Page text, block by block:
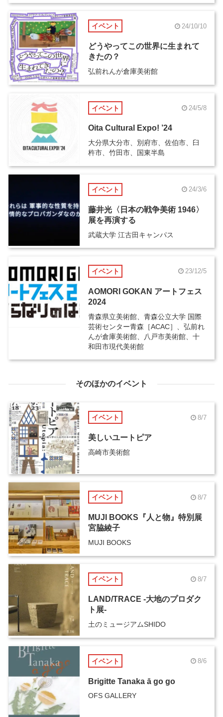
イベント 24/10/10
どうやってこの世界に生まれて
きたの？
弘前れんが倉庫美術館
イベント 24/5/8
Oita Cultural Expo! ’24
大分県大分市、別府市、佐伯市、臼
杵市、竹田市、国東半島
イベント 24/3/6
藤井光〈日本の戦争美術 1946〉
展を再演する
武蔵大学 江古田キャンパス
イベント 23/12/5
AOMORI GOKAN アートフェス
2024
青森県立美術館、青森公立大学 国際
芸術センター青森［ACAC］、弘前れ
んが倉庫美術館、八戸市美術館、十
和田市現代美術館
そのほかのイベント
イベント 8/7
美しいユートピア
高崎市美術館
イベント 8/7
MUJI BOOKS『人と物』特別展
宮脇綾子
MUJI BOOKS
イベント 8/7
LAND/TRACE -大地のプロダク
ト展-
土のミュージアムSHIDO
イベント 8/6
Brigitte Tanaka ā go go
OFS GALLERY